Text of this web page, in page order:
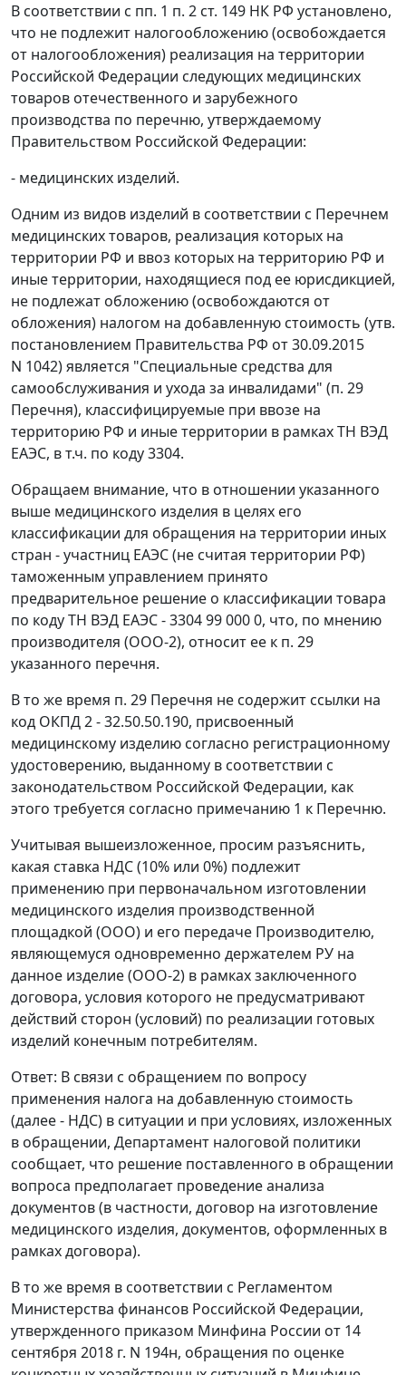
В соответствии с пп. 1 п. 2 ст. 149 НК РФ установлено,
что не подлежит налогообложению (освобождается
от налогообложения) реализация на территории
Российской Федерации следующих медицинских
товаров отечественного и зарубежного
производства по перечню, утверждаемому
Правительством Российской Федерации:
- медицинских изделий.
Одним из видов изделий в соответствии с Перечнем
медицинских товаров, реализация которых на
территории РФ и ввоз которых на территорию РФ и
иные территории, находящиеся под ее юрисдикцией,
не подлежат обложению (освобождаются от
обложения) налогом на добавленную стоимость (утв.
постановлением Правительства РФ от 30.09.2015
N 1042) является "Специальные средства для
самообслуживания и ухода за инвалидами" (п. 29
Перечня), классифицируемые при ввозе на
территорию РФ и иные территории в рамках ТН ВЭД
ЕАЭС, в т.ч. по коду 3304.
Обращаем внимание, что в отношении указанного
выше медицинского изделия в целях его
классификации для обращения на территории иных
стран - участниц ЕАЭС (не считая территории РФ)
таможенным управлением принято
предварительное решение о классификации товара
по коду ТН ВЭД ЕАЭС - 3304 99 000 0, что, по мнению
производителя (ООО-2), относит ее к п. 29
указанного перечня.
В то же время п. 29 Перечня не содержит ссылки на
код ОКПД 2 - 32.50.50.190, присвоенный
медицинскому изделию согласно регистрационному
удостоверению, выданному в соответствии с
законодательством Российской Федерации, как
этого требуется согласно примечанию 1 к Перечню.
Учитывая вышеизложенное, просим разъяснить,
какая ставка НДС (10% или 0%) подлежит
применению при первоначальном изготовлении
медицинского изделия производственной
площадкой (ООО) и его передаче Производителю,
являющемуся одновременно держателем РУ на
данное изделие (ООО-2) в рамках заключенного
договора, условия которого не предусматривают
действий сторон (условий) по реализации готовых
изделий конечным потребителям.
Ответ: В связи с обращением по вопросу
применения налога на добавленную стоимость
(далее - НДС) в ситуации и при условиях, изложенных
в обращении, Департамент налоговой политики
сообщает, что решение поставленного в обращении
вопроса предполагает проведение анализа
документов (в частности, договор на изготовление
медицинского изделия, документов, оформленных в
рамках договора).
В то же время в соответствии с Регламентом
Министерства финансов Российской Федерации,
утвержденного приказом Минфина России от 14
сентября 2018 г. N 194н, обращения по оценке